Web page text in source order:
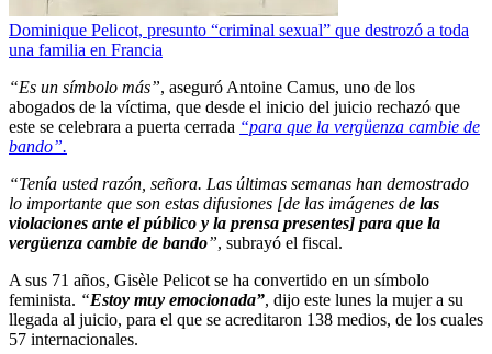
Dominique Pelicot, presunto “criminal sexual” que destrozó a toda
una familia en Francia
“Es un símbolo más”, aseguró Antoine Camus, uno de los
abogados de la víctima, que desde el inicio del juicio rechazó que
este se celebrara a puerta cerrada “para que la vergüenza cambie de
bando”.
“Tenía usted razón, señora. Las últimas semanas han demostrado
lo importante que son estas difusiones [de las imágenes de las
violaciones ante el público y la prensa presentes] para que la
vergüenza cambie de bando”, subrayó el fiscal.
A sus 71 años, Gisèle Pelicot se ha convertido en un símbolo
feminista. “Estoy muy emocionada”, dijo este lunes la mujer a su
llegada al juicio, para el que se acreditaron 138 medios, de los cuales
57 internacionales.